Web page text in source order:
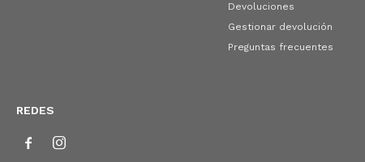
Devoluciones
Gestionar devolución
Preguntas frecuentes
REDES
 